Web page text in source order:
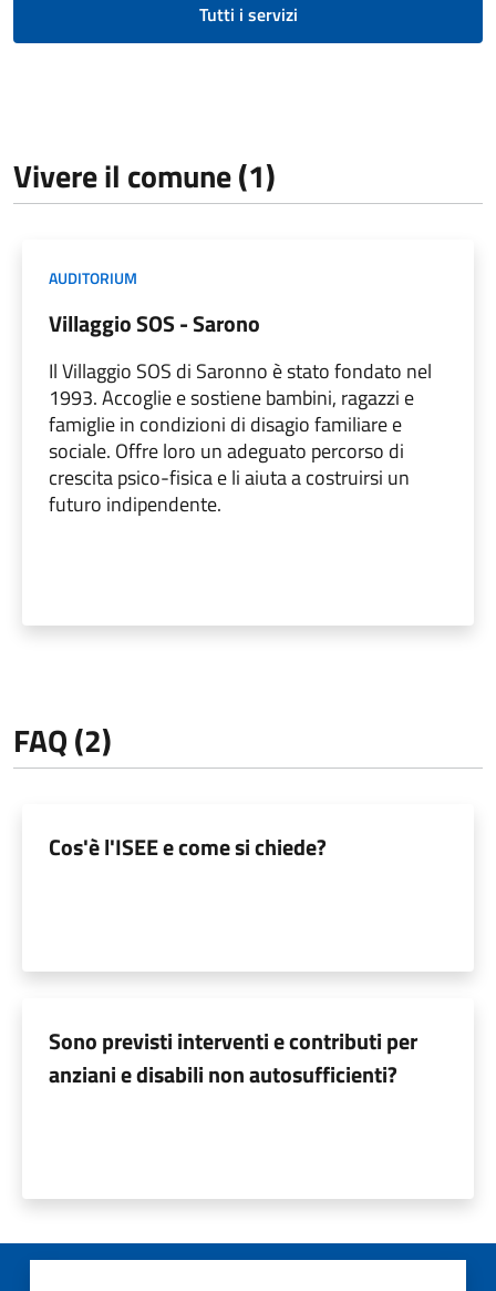
Tutti i servizi
Vivere il comune (1)
AUDITORIUM
Villaggio SOS - Sarono
Il Villaggio SOS di Saronno è stato fondato nel
1993. Accoglie e sostiene bambini, ragazzi e
famiglie in condizioni di disagio familiare e
sociale. Offre loro un adeguato percorso di
crescita psico-fisica e li aiuta a costruirsi un
futuro indipendente.
FAQ (2)
Cos'è l'ISEE e come si chiede?
Sono previsti interventi e contributi per
anziani e disabili non autosufficienti?